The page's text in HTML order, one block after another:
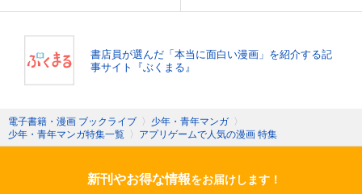
書店員が選んだ「本当に面白い漫画」を紹介する記
事サイト『ぶくまる』
電子書籍・漫画 ブックライブ 〉 少年・青年マンガ 〉
少年・青年マンガ特集一覧 〉 アプリゲームで人気の漫画 特集
新刊やお得な情報をお届けします！